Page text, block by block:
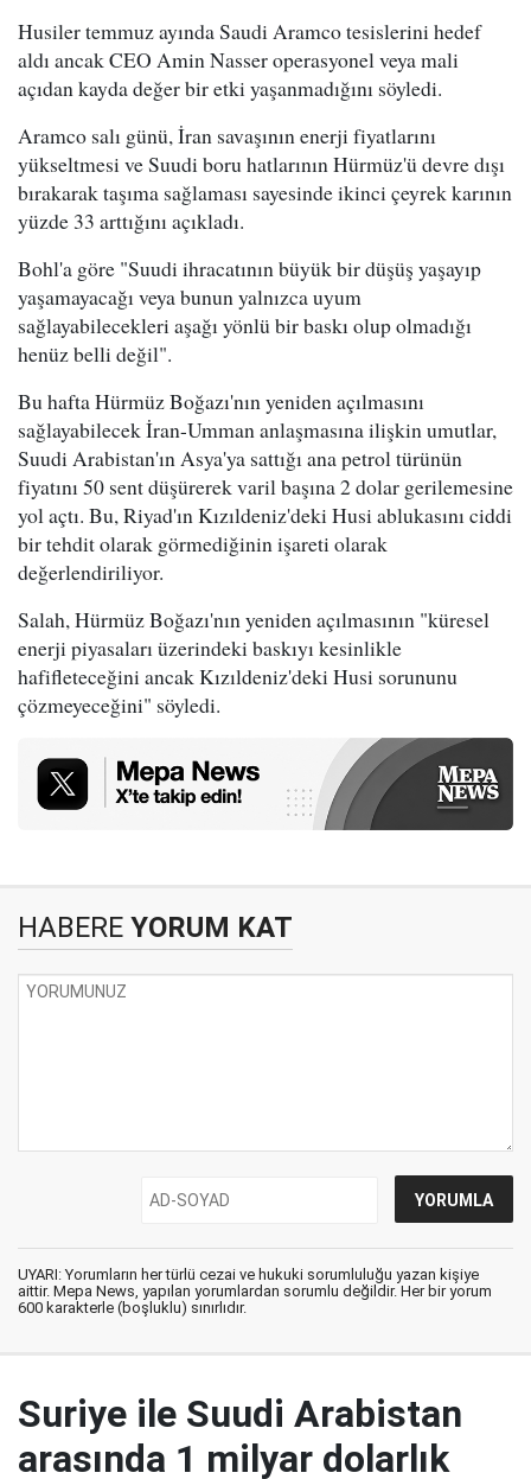
Husiler temmuz ayında Saudi Aramco tesislerini hedef
aldı ancak CEO Amin Nasser operasyonel veya mali
açıdan kayda değer bir etki yaşanmadığını söyledi.
Aramco salı günü, İran savaşının enerji fiyatlarını
yükseltmesi ve Suudi boru hatlarının Hürmüz'ü devre dışı
bırakarak taşıma sağlaması sayesinde ikinci çeyrek karının
yüzde 33 arttığını açıkladı.
Bohl'a göre "Suudi ihracatının büyük bir düşüş yaşayıp
yaşamayacağı veya bunun yalnızca uyum
sağlayabilecekleri aşağı yönlü bir baskı olup olmadığı
henüz belli değil".
Bu hafta Hürmüz Boğazı'nın yeniden açılmasını
sağlayabilecek İran-Umman anlaşmasına ilişkin umutlar,
Suudi Arabistan'ın Asya'ya sattığı ana petrol türünün
fiyatını 50 sent düşürerek varil başına 2 dolar gerilemesine
yol açtı. Bu, Riyad'ın Kızıldeniz'deki Husi ablukasını ciddi
bir tehdit olarak görmediğinin işareti olarak
değerlendiriliyor.
Salah, Hürmüz Boğazı'nın yeniden açılmasının "küresel
enerji piyasaları üzerindeki baskıyı kesinlikle
hafifleteceğini ancak Kızıldeniz'deki Husi sorununu
çözmeyeceğini" söyledi.
HABERE YORUM KAT
UYARI: Yorumların her türlü cezai ve hukuki sorumluluğu yazan kişiye
aittir. Mepa News, yapılan yorumlardan sorumlu değildir. Her bir yorum
600 karakterle (boşluklu) sınırlıdır.
Suriye ile Suudi Arabistan
arasında 1 milyar dolarlık